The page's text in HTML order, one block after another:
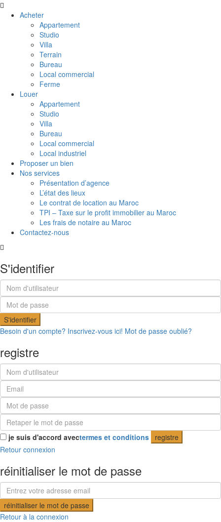
Acheter
Appartement
Studio
Villa
Terrain
Bureau
Local commercial
Ferme
Louer
Appartement
Studio
Villa
Bureau
Local commercial
Local industriel
Proposer un bien
Nos services
Présentation d’agence
L’état des lieux
Le contrat de location au Maroc
TPI – Taxe sur le profit immobilier au Maroc
Les frais de notaire au Maroc
Contactez-nous
S'identifier
S'identifier
Besoin d'un compte? Inscrivez-vous ici! Mot de passe oublié?
registre
je suis d'accord avectermes et conditions
registre
Retour connexion
réinitialiser le mot de passe
réinitialiser le mot de passe
Retour à la connexion